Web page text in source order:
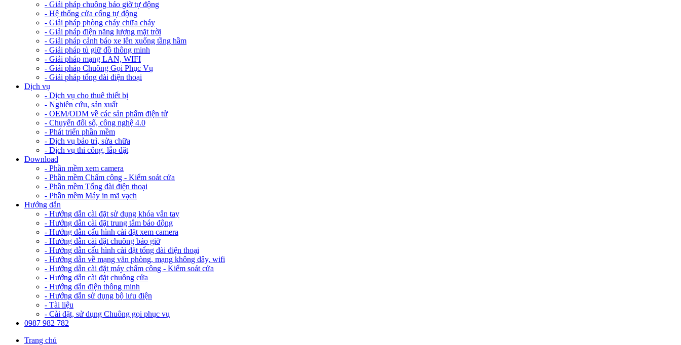
- Giải pháp chuông báo giờ tự động
- Hệ thống cửa cổng tự động
- Giải pháp phòng cháy chữa cháy
- Giải pháp điện năng lượng mặt trời
- Giải pháp cảnh báo xe lên xuống tầng hầm
- Giải pháp tủ giữ đồ thông minh
- Giải pháp mạng LAN, WIFI
- Giải pháp Chuông Gọi Phục Vụ
- Giải pháp tổng đài điện thoại
Dịch vụ
- Dịch vụ cho thuê thiết bị
- Nghiên cứu, sản xuất
- OEM/ODM về các sản phẩm điện tử
- Chuyển đổi số, công nghệ 4.0
- Phát triển phần mềm
- Dịch vụ bảo trì, sửa chữa
- Dịch vụ thi công, lắp đặt
Download
- Phần mềm xem camera
- Phần mềm Chấm công - Kiểm soát cửa
- Phần mềm Tổng đài điện thoại
- Phần mềm Máy in mã vạch
Hướng dẫn
- Hướng dẫn cài đặt sử dụng khóa vân tay
- Hướng dẫn cài đặt trung tâm báo động
- Hướng dẫn cấu hình cài đặt xem camera
- Hướng dẫn cài đặt chuông báo giờ
- Hướng dẫn cấu hình cài đặt tổng đài điện thoại
- Hướng dẫn về mạng văn phòng, mạng không dây, wifi
- Hướng dẫn cài đặt máy chấm công - Kiểm soát cửa
- Hướng dẫn cài đặt chuông cửa
- Hướng dẫn điện thông minh
- Hướng dẫn sử dụng bộ lưu điện
- Tài liệu
- Cài đặt, sử dụng Chuông gọi phục vụ
0987 982 782
Trang chủ